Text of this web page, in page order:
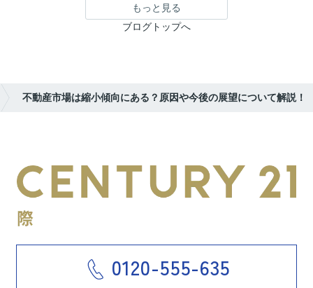
もっと見る
ブログトップへ
不動産市場は縮小傾向にある？原因や今後の展望について解説！
0120-555-635